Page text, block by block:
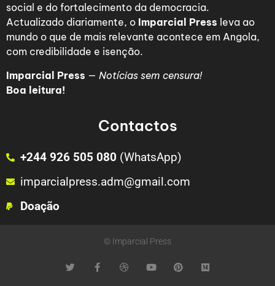
social e do fortalecimento da democracia.
Actualizado diariamente, o Imparcial Press leva ao
mundo o que de mais relevante acontece em Angola,
com credibilidade e isenção.
Imparcial Press — Notícias sem censura!
Boa leitura!
Contactos
+244 926 505 080 (WhatsApp)
imparcialpress.adm@gmail.com
Doação
© Imparcial Press